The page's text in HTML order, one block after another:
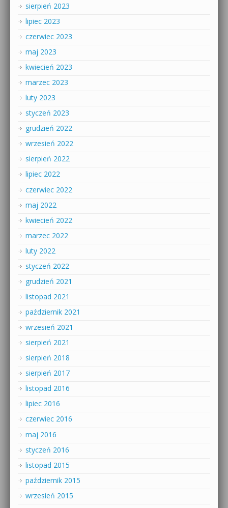
sierpień 2023
lipiec 2023
czerwiec 2023
maj 2023
kwiecień 2023
marzec 2023
luty 2023
styczeń 2023
grudzień 2022
wrzesień 2022
sierpień 2022
lipiec 2022
czerwiec 2022
maj 2022
kwiecień 2022
marzec 2022
luty 2022
styczeń 2022
grudzień 2021
listopad 2021
październik 2021
wrzesień 2021
sierpień 2021
sierpień 2018
sierpień 2017
listopad 2016
lipiec 2016
czerwiec 2016
maj 2016
styczeń 2016
listopad 2015
październik 2015
wrzesień 2015